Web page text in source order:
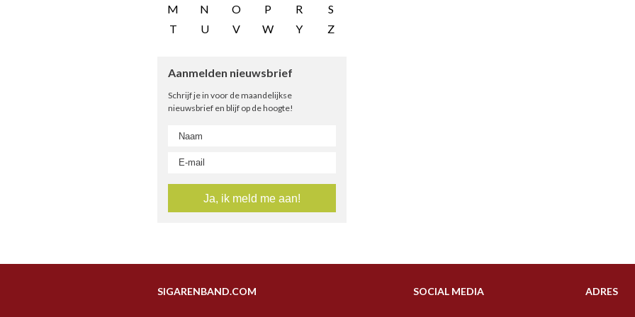
M N O P R
S
T
U V W Y Z
Aanmelden nieuwsbrief
Schrijf je in voor de maandelijkse
nieuwsbrief en blijf op de hoogte!
SOCIAL MEDIA ADRES
SIGARENBAND.COM